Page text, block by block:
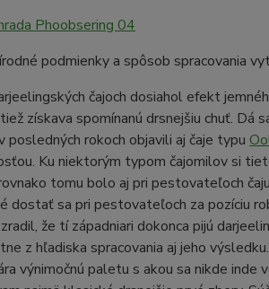
podmienky a spôsob spracovania
čajoch dosiahol efekt
získava spomínanú drsnejšiu chuť.
posledných rokoch objavili aj čaje typu
Ku niektorým typom čajomilov si
tomu bolo aj pri pestovateľoch
dostať sa pri pestovateľoch za pozíciu
že tí západniari dokonca pijú
z hľadiska spracovania aj jeho
výnimočnú paletu s akou sa nikde